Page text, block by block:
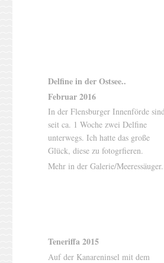
Delfine in der Ostsee..
Februar 2016
In der Flensburger Innenförde
seit ca. 1 Woche zwei Delfine
unterwegs. Ich hatte das große
Glück, diese zu fotogrfieren.
Mehr in der Galerie/Meeressäuger..
Teneriffa 2015
Auf der Kanareninsel mit dem